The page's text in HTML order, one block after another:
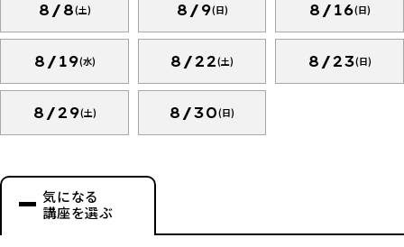
8/8(土) 8/9(日) 8/16(日)
8/19(水) 8/22(土) 8/23(日)
8/29(土) 8/30(日)
気になる
講座を選ぶ